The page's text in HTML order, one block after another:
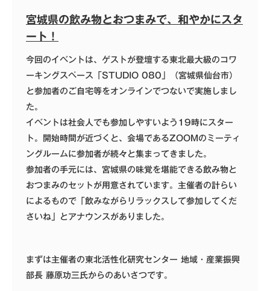
宮城県の飲み物とおつまみで、和やかにスタ
ート！
今回のイベントは、ゲストが登壇する東北最大級のコワ
ーキングスペース「STUDIO 080」（宮城県仙台市）
と参加者のご自宅等をオンラインでつないで実施しまし
た。
イベントは社会人でも参加しやすいよう19時にスター
ト。開始時間が近づくと、会場であるZOOMのミーティ
ングルームに参加者が続々と集まってきました。
参加者の手元には、宮城県の味覚を堪能できる飲み物と
おつまみのセットが用意されています。主催者の計らい
によるもので「飲みながらリラックスして参加してくだ
さいね」とアナウンスがありました。
まずは主催者の東北活性化研究センター 地域・産業振興
部長 藤原功三氏からのあいさつです。